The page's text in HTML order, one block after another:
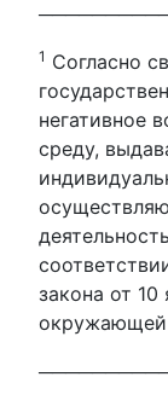
1 Согласно
негативное
среду,
закона от
окружающей